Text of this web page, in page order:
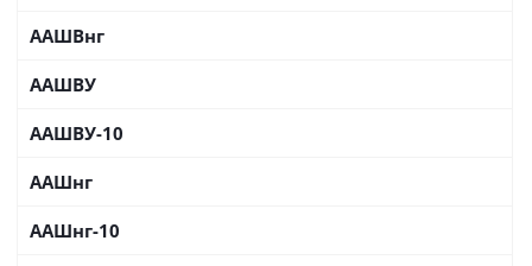
ААШВнг
ААШВУ
ААШВУ-10
ААШнг
ААШнг-10